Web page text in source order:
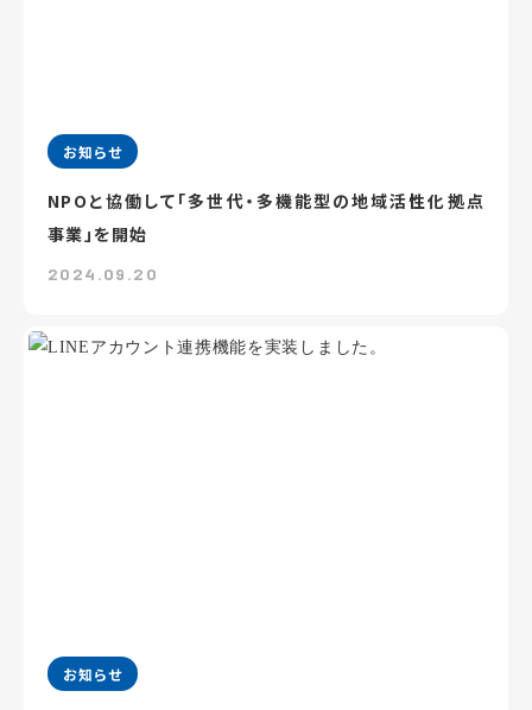
お知らせ
NPOと協働して「多世代・多機能型の地域活性化拠点
事業」を開始
2024.09.20
お知らせ